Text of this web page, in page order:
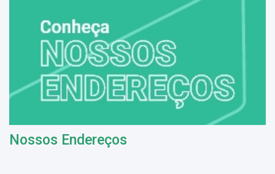
Nossos Endereços